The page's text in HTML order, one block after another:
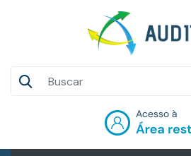
principal